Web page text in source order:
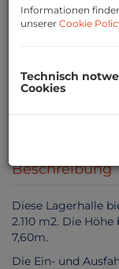
Beschreibung
Diese Lagerhalle
2.110 m2. Die
7,60m.
Die Ein- und
Informationen
unserer Cookie
Technisch
Cookies